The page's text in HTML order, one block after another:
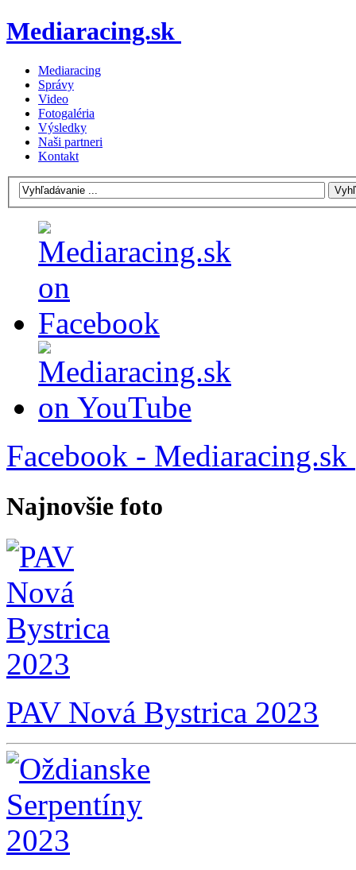
Mediaracing.sk
Mediaracing
Správy
Video
Fotogaléria
Výsledky
Naši partneri
Kontakt
Facebook - Mediaracing.sk
Najnovšie foto
PAV Nová Bystrica 2023